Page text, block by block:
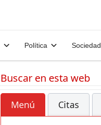
Política Sociedad
Buscar en esta web
Menú Citas